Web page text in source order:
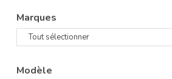
Marques
Modèle